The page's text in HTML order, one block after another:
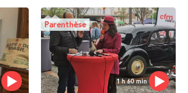
1 h 60 min
Parenthèse